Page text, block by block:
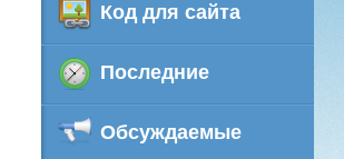
Код для сайта
Последние
Обсуждаемые